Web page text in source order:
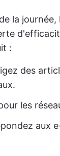
la journée,
:
des
les
aux